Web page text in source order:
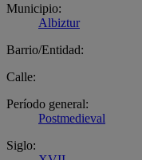
Municipio:
Albiztur
Barrio/Entidad:
Calle:
Período general:
Postmedieval
Siglo: